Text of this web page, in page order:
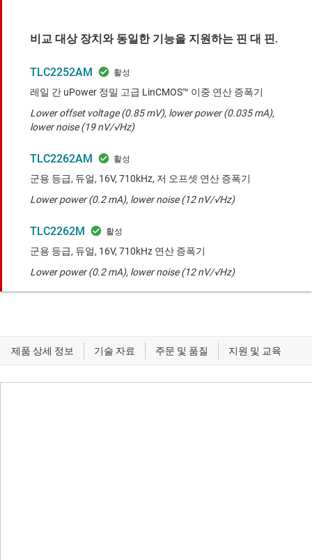
비교 대상 장치와 동일한 기능을 지원하는 핀 대 핀.
TLC2252AM
레일 간 uPower 정밀 고급 LinCMOS™ 이중 연산 증폭기
Lower offset voltage (0.85 mV), lower power (0.035 mA),
lower noise (19 nV/√Hz)
TLC2262AM
군용 등급, 듀얼, 16V, 710kHz, 저 오프셋 연산 증폭기
Lower power (0.2 mA), lower noise (12 nV/√Hz)
TLC2262M
군용 등급, 듀얼, 16V, 710kHz 연산 증폭기
Lower power (0.2 mA), lower noise (12 nV/√Hz)